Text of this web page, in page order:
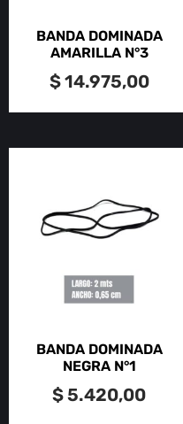
BANDA DOMINADA
AMARILLA N°3
$14.975,00
BANDA DOMINADA
NEGRA N°1
$5.420,00